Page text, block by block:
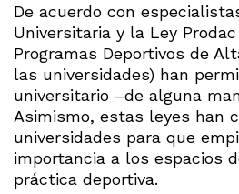
De acuerdo con
Universitaria y la Ley
Programas Deportivos de
las universidades) han
universitario ­–de alguna
Asimismo, estas leyes han
universidades para que
importancia a los espacios
práctica deportiva.